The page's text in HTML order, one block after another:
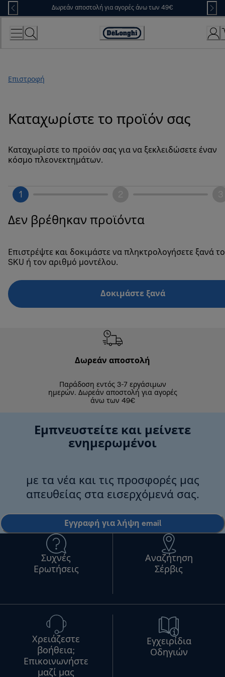
Skip
to
Content
Δωρεάν αποστολή για αγορές άνω των 49€
Accessibility
Επιστροφή
Καταχωρίστε το προϊόν σας
Καταχωρίστε το προϊόν σας για να ξεκλειδώσετε έναν
κόσμο πλεονεκτημάτων.
1
Δεν βρέθηκαν προϊόντα
Επιστρέψτε και δοκιμάστε να πληκτρολογήσετε ξανά το
SKU ή τον αριθμό μοντέλου.
Δοκιμάστε ξανά
Δωρεάν αποστολή
Παράδοση εντός 3-7 εργάσιμων
ημερών. Δωρεάν αποστολή για αγορές
άνω των 49€
Εμπνευστείτε και μείνετε
ενημερωμένοι
με τα νέα και τις προσφορές μας
απευθείας στα εισερχόμενά σας.
Εγγραφή για λήψη email
Συχνές
Ερωτήσεις
Αναζήτηση
Σέρβις
Χρειάζεστε
βοήθεια;
Επικοινωνήστε
μαζί μας
Εγχειρίδια
Οδηγιών